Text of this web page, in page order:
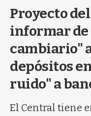
Proyecto
informar de
cambiario"
depósitos
ruido" a
El Central tiene